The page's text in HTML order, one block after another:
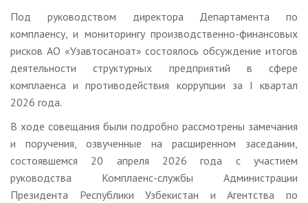
Под руководством директора Департамента по
комплаенсу, и мониторингу производственно-финансовых
рисков АО «Узавтосаноат» состоялось обсуждение итогов
деятельности структурных предприятий в сфере
комплаенса и противодействия коррупции за I квартал
2026 года.
В ходе совещания были подробно рассмотрены замечания
и поручения, озвученные на расширенном заседании,
состоявшемся 20 апреля 2026 года с участием
руководства Комплаенс-службы Администрации
Президента Республики Узбекистан и Агентства по